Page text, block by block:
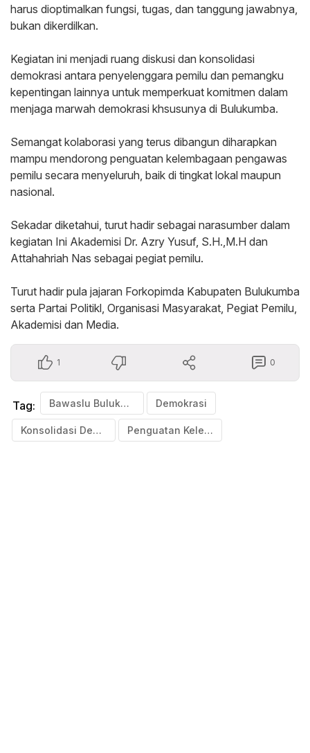
harus dioptimalkan fungsi, tugas, dan tanggung jawabnya,
bukan dikerdilkan.
‎Kegiatan ini menjadi ruang diskusi dan konsolidasi
demokrasi antara penyelenggara pemilu dan pemangku
kepentingan lainnya untuk memperkuat komitmen dalam
menjaga marwah demokrasi khsusunya di Bulukumba.
‎Semangat kolaborasi yang terus dibangun diharapkan
mampu mendorong penguatan kelembagaan pengawas
pemilu secara menyeluruh, baik di tingkat lokal maupun
nasional.
‎Sekadar diketahui, turut hadir sebagai narasumber dalam
kegiatan Ini Akademisi Dr. Azry Yusuf, S.H.,M.H dan
Attahahriah Nas sebagai pegiat pemilu.
‎Turut hadir pula jajaran Forkopimda Kabupaten Bulukumba
serta Partai Politikl, Organisasi Masyarakat, Pegiat Pemilu,
Akademisi dan Media.
1 0
Tag: Bawaslu Bulukumba Demokrasi
Konsolidasi Demokrasi Penguatan Kelembagaan